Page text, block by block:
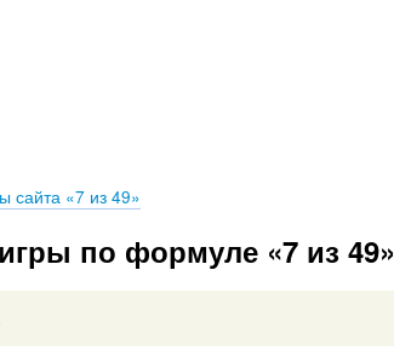
сайта «7 из 49»
по формуле «7 из 49»